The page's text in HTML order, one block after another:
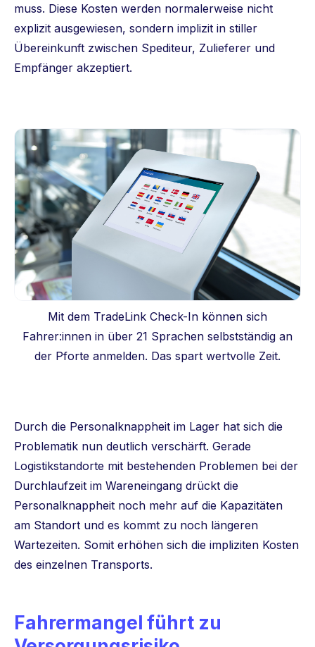
muss. Diese Kosten werden normalerweise nicht
explizit ausgewiesen, sondern implizit in stiller
Übereinkunft zwischen Spediteur, Zulieferer und
Empfänger akzeptiert.
Mit dem TradeLink Check-In können sich
Fahrer:innen in über 21 Sprachen selbstständig an
der Pforte anmelden. Das spart wertvolle Zeit.
Durch die Personalknappheit im Lager hat sich die
Problematik nun deutlich verschärft. Gerade
Logistikstandorte mit bestehenden Problemen bei der
Durchlaufzeit im Wareneingang drückt die
Personalknappheit noch mehr auf die Kapazitäten
am Standort und es kommt zu noch längeren
Wartezeiten. Somit erhöhen sich die impliziten Kosten
des einzelnen Transports.
Fahrermangel führt zu